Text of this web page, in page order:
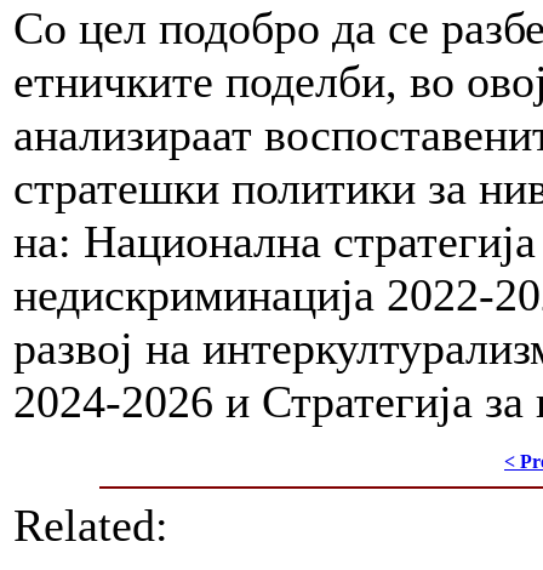
Со цел подобро да се
етничките поделби, во
анализираат
стратешки политики за
на: Национална
недискриминација 2022-
развој на
2024-2026 и Стратегија
<
Related: